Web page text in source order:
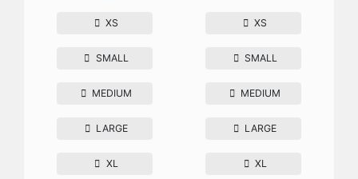
XS
SMALL
MEDIUM
LARGE
XL
XS
SMALL
MEDIUM
LARGE
XL